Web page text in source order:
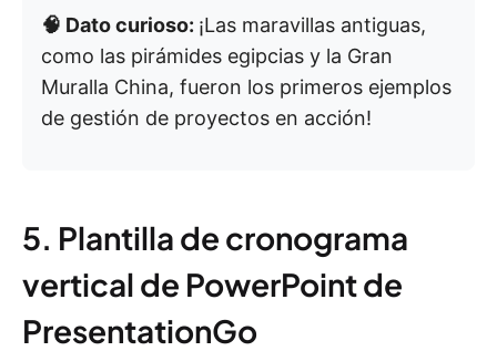
🧠 Dato curioso: ¡Las maravillas antiguas,
como las pirámides egipcias y la Gran
Muralla China, fueron los primeros ejemplos
de gestión de proyectos en acción!
5. Plantilla de cronograma
vertical de PowerPoint de
PresentationGo